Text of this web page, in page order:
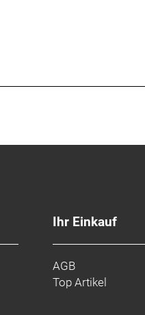
Ihr Einkauf
AGB
Top Artikel